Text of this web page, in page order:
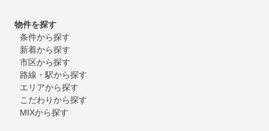
物件を探す
条件から探す
新着から探す
市区から探す
路線・駅から探す
エリアから探す
こだわりから探す
MIXから探す